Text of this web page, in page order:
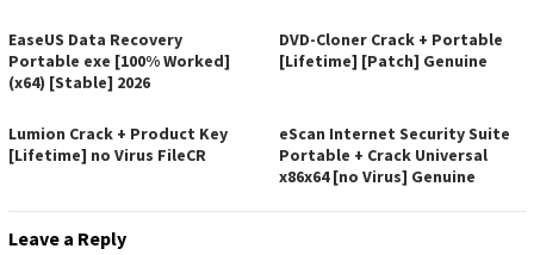
EaseUS Data Recovery
Portable exe [100% Worked]
(x64) [Stable] 2026
DVD-Cloner Crack + Portable
[Lifetime] [Patch] Genuine
Lumion Crack + Product Key
[Lifetime] no Virus FileCR
eScan Internet Security Suite
Portable + Crack Universal
x86x64 [no Virus] Genuine
Leave a Reply